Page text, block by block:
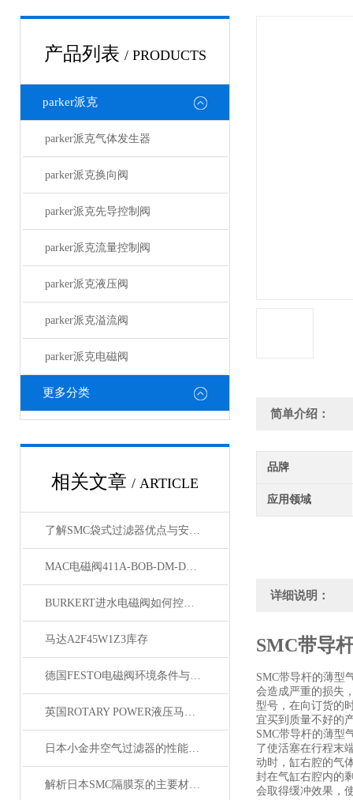
产品列表 / PRODUCTS
parker派克
parker派克气体发生器
parker派克换向阀
parker派克先导控制阀
parker派克流量控制阀
parker派克液压阀
parker派克溢流阀
parker派克电磁阀
更多分类
相关文章 / ARTICLE
了解SMC袋式过滤器优点与安装方法
MAC电磁阀411A-BOB-DM-DDFJ-1JM特征
BURKERT进水电磁阀如何控制开关？
马达A2F45W1Z3库存
德国FESTO电磁阀环境条件与安装方法
英国ROTARY POWER液压马达原装正品
日本小金井空气过滤器的性能指标与选择原则
解析日本SMC隔膜泵的主要材质以及优势
简单介绍：
品牌
应用领域
详细说明：
SMC带导
SMC带导杆的薄型
会造成严重的损失
型号，在向订货的
宜买到质量不好的
SMC带导杆的薄型
了使活塞在行程末
动时，缸右腔的气
封在气缸右腔内的
会取得缓冲效果，